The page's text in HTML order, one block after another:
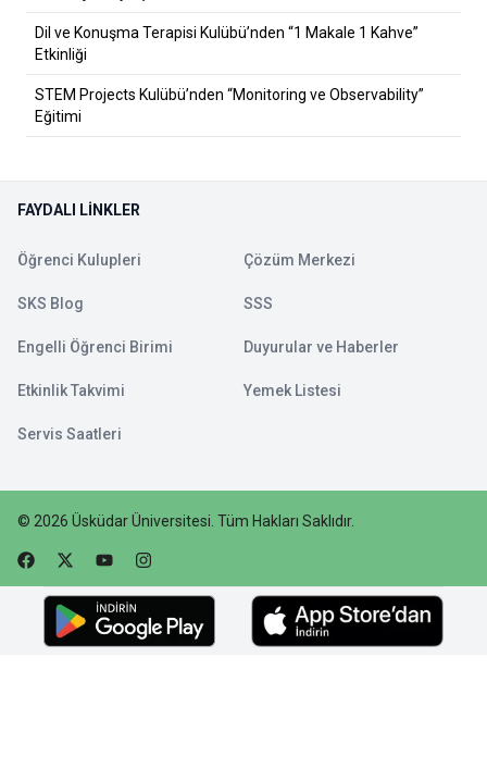
Dil ve Konuşma Terapisi Kulübü’nden “1 Makale 1 Kahve”
Etkinliği
STEM Projects Kulübü’nden “Monitoring ve Observability”
Eğitimi
FAYDALI LINKLER
Öğrenci Kulupleri Çözüm Merkezi
SKS Blog SSS
Engelli Öğrenci Birimi Duyurular ve Haberler
Etkinlik Takvimi Yemek Listesi
Servis Saatleri
© 2026 Üsküdar Üniversitesi. Tüm Hakları Saklıdır.